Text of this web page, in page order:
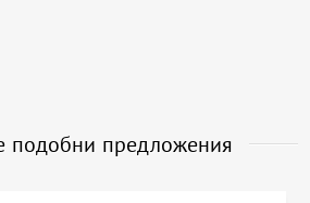
подобни предложения